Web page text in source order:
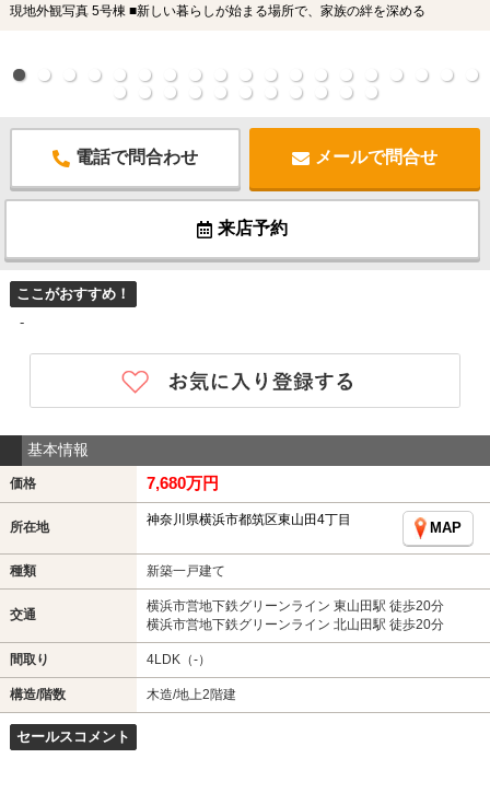
現地外観写真 5号棟 ■新しい暮らしが始まる場所で、家族の絆を深める
電話で問合わせ メールで問合せ
来店予約
ここがおすすめ！
-
基本情報
価格 7,680万円
所在地 神奈川県横浜市都筑区東山田4丁目
MAP
種類 新築一戸建て
交通
横浜市営地下鉄グリーンライン 東山田駅 徒歩20分
横浜市営地下鉄グリーンライン 北山田駅 徒歩20分
間取り 4LDK（-）
構造/階数 木造/地上2階建
セールスコメント